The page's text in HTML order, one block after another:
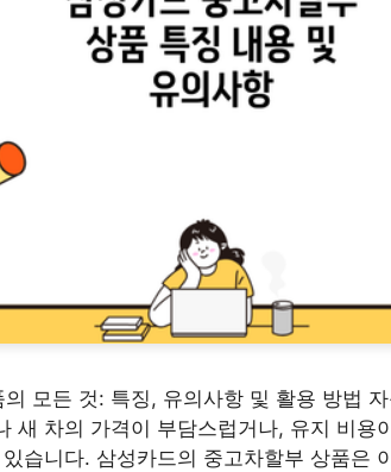
모든 것: 특징, 유의사항 및 활용 방법
새 차의 가격이 부담스럽거나, 유지 비용
습니다. 삼성카드의 중고차할부 상품은